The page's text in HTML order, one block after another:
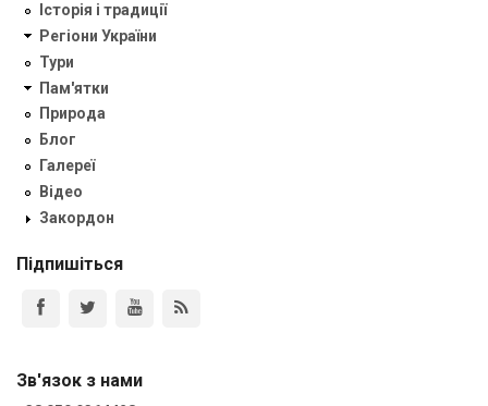
Історія і традиції
Регіони України
Тури
Пам'ятки
Природа
Блог
Галереї
Відео
Закордон
Підпишіться
Зв'язок з нами